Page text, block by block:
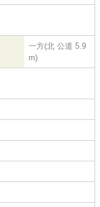
一方(北 公道 5.9
m)